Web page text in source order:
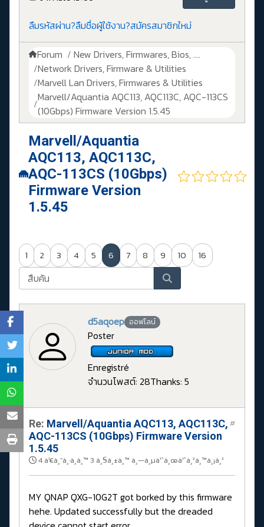
ลืมรหัสผ่าน?ลืมชื่อผู้ใช้งาน?สมัครสมาชิกใหม่
Forum
New Drivers, Firmwares, Bios, ....
Network Drivers, Firmware & Utilities
Marvell Lan Drivers, Firmwares & Utilities
Marvell/Aquantia AQC113, AQC113C, AQC-113CS
(10Gbps) Firmware Version 1.5.45
Marvell/Aquantia
AQC113, AQC113C,
AQC-113CS (10Gbps)
Firmware Version
1.5.45
1 2 3 4 5 6 7 8 9 10 16
d5aqoep ออฟไลน์
Poster
Enregistré
จำนวนโพสต์: 28Thanks: 5
Re: Marvell/Aquantia AQC113, AQC113C,
AQC-113CS (10Gbps) Firmware Version
1.5.45
4 à¹€à¸”à¸·à¸­à¸™ 3 à¸§à¸±à¸™ à¸—à¸µà¹ˆà¸œà¹ˆà¸²à¸™à¸¡à¸²
#
MY QNAP QXG-10G2T got borked by this firmware
hehe. Updated successfully but the dreaded